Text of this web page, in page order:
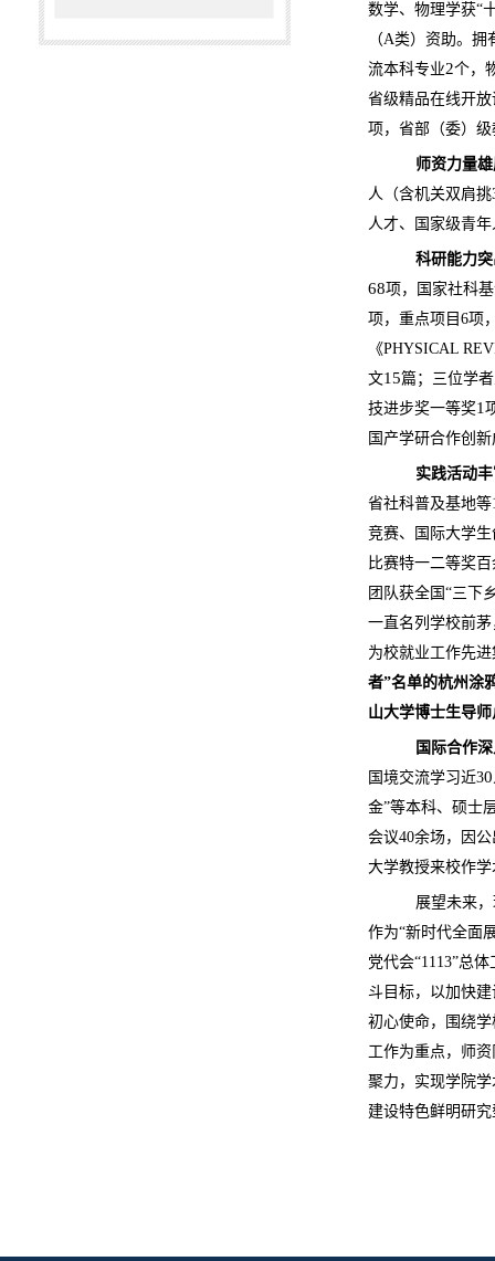
数学、物理学获“
（A类）资助。拥
流本科专业2个，
省级精品在线开
项，省部（委）
师资力量
人（含机关双肩挑
人才、国家级青
科研能力
68项，国家社科
项，重点项目 6项
《PHYSICAL
文15篇；三位学
技进步奖一等奖1
国产学研合作创
实践活动
省社科普及基地等
竞赛、国际大学
比赛特一二等奖
团队获全国 “三下
一直名列学校前
为校就业工作先
者”名单的杭州涂
山大学博士生导
国际合作
国境交流学习近30
金”等本科、硕士
会议40余场，因
大学教授来校作
展望未来
作为“新时代全面
党代会“1113”总体
斗目标，以加快
初心使命，围绕
工作为重点，师
聚力，实现学院
建设特色鲜明研